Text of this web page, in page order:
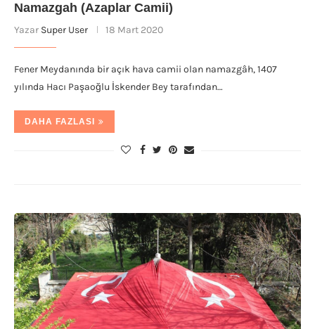
Namazgah (Azaplar Camii)
Yazar Super User 18 Mart 2020
Fener Meydanında bir açık hava camii olan namazgâh, 1407
yılında Hacı Paşaoğlu İskender Bey tarafından…
DAHA FAZLASI